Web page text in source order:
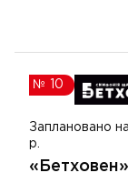
№ 10
Заплановано
р.
«Бетховен»